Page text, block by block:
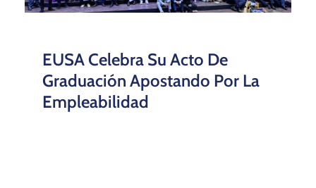
EUSA Celebra Su Acto De
Graduación Apostando Por La
Empleabilidad